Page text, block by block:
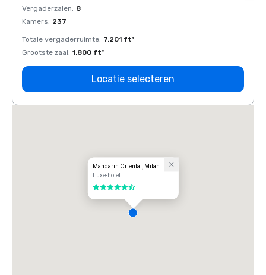
Vergaderzalen: 8
Kamers: 237
Totale vergaderruimte: 7.201 ft²
Grootste zaal: 1.800 ft²
Locatie selecteren
Mandarin Oriental, Milan
Luxe-hotel
5.5 van 6